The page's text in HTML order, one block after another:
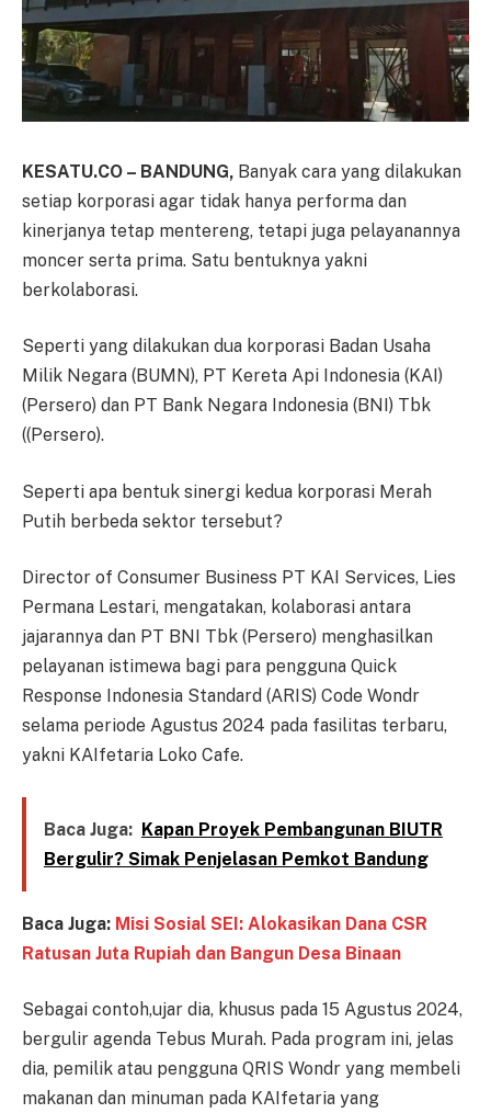
KESATU.CO – BANDUNG, Banyak cara yang dilakukan
setiap korporasi agar tidak hanya performa dan
kinerjanya tetap mentereng, tetapi juga pelayanannya
moncer serta prima. Satu bentuknya yakni
berkolaborasi.
Seperti yang dilakukan dua korporasi Badan Usaha
Milik Negara (BUMN), PT Kereta Api Indonesia (KAI)
(Persero) dan PT Bank Negara Indonesia (BNI) Tbk
((Persero).
Seperti apa bentuk sinergi kedua korporasi Merah
Putih berbeda sektor tersebut?
Director of Consumer Business PT KAI Services, Lies
Permana Lestari, mengatakan, kolaborasi antara
jajarannya dan PT BNI Tbk (Persero) menghasilkan
pelayanan istimewa bagi para pengguna Quick
Response Indonesia Standard (ARIS) Code Wondr
selama periode Agustus 2024 pada fasilitas terbaru,
yakni KAIfetaria Loko Cafe.
Baca Juga: Kapan Proyek Pembangunan BIUTR
Bergulir? Simak Penjelasan Pemkot Bandung
Baca Juga: Misi Sosial SEI: Alokasikan Dana CSR
Ratusan Juta Rupiah dan Bangun Desa Binaan
Sebagai contoh,ujar dia, khusus pada 15 Agustus 2024,
bergulir agenda Tebus Murah. Pada program ini, jelas
dia, pemilik atau pengguna QRIS Wondr yang membeli
makanan dan minuman pada KAIfetaria yang